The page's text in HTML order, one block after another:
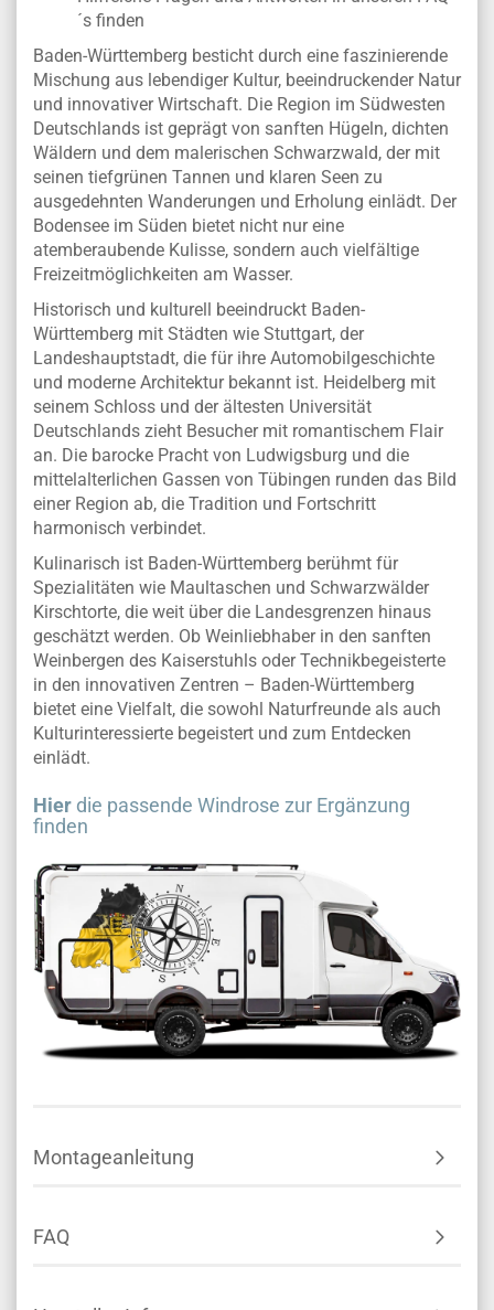
´s finden
Baden-Württemberg besticht durch eine faszinierende
Mischung aus lebendiger Kultur, beeindruckender Natur
und innovativer Wirtschaft. Die Region im Südwesten
Deutschlands ist geprägt von sanften Hügeln, dichten
Wäldern und dem malerischen Schwarzwald, der mit
seinen tiefgrünen Tannen und klaren Seen zu
ausgedehnten Wanderungen und Erholung einlädt. Der
Bodensee im Süden bietet nicht nur eine
atemberaubende Kulisse, sondern auch vielfältige
Freizeitmöglichkeiten am Wasser.
Historisch und kulturell beeindruckt Baden-
Württemberg mit Städten wie Stuttgart, der
Landeshauptstadt, die für ihre Automobilgeschichte
und moderne Architektur bekannt ist. Heidelberg mit
seinem Schloss und der ältesten Universität
Deutschlands zieht Besucher mit romantischem Flair
an. Die barocke Pracht von Ludwigsburg und die
mittelalterlichen Gassen von Tübingen runden das Bild
einer Region ab, die Tradition und Fortschritt
harmonisch verbindet.
Kulinarisch ist Baden-Württemberg berühmt für
Spezialitäten wie Maultaschen und Schwarzwälder
Kirschtorte, die weit über die Landesgrenzen hinaus
geschätzt werden. Ob Weinliebhaber in den sanften
Weinbergen des Kaiserstuhls oder Technikbegeisterte
in den innovativen Zentren – Baden-Württemberg
bietet eine Vielfalt, die sowohl Naturfreunde als auch
Kulturinteressierte begeistert und zum Entdecken
einlädt.
Hier die passende Windrose zur Ergänzung
finden
Montageanleitung
FAQ